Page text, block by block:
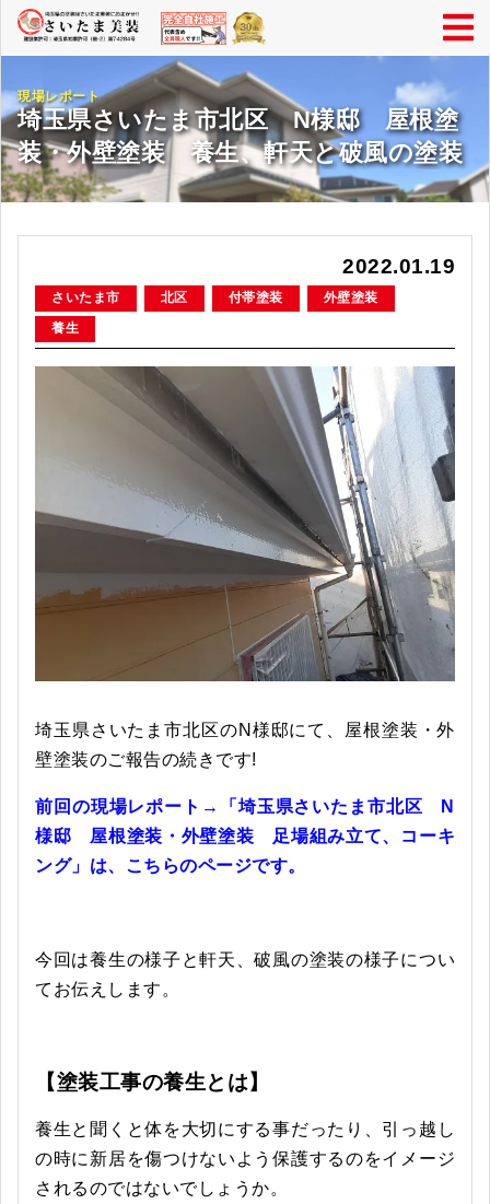
現場レポート
埼玉県さいたま市北区 N様邸 屋根塗
装・外壁塗装 養生、軒天と破風の塗装
2022.01.19
さいたま市 北区 付帯塗装
外壁塗装
養生
埼玉県さいたま市北区のN様邸にて、屋根塗装・外
壁塗装のご報告の続きです!
前回の現場レポート→「埼玉県さいたま市北区 N
様邸 屋根塗装・外壁塗装 足場組み立て、コーキ
ング」は、こちらのページです。
今回は養生の様子と軒天、破風の塗装の様子につい
てお伝えします。
【塗装工事の養生とは】
養生と聞くと体を大切にする事だったり、引っ越し
の時に新居を傷つけないよう保護するのをイメージ
されるのではないでしょうか。